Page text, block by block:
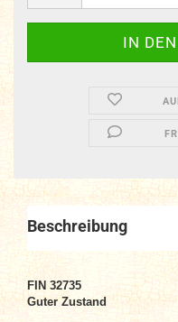
Beschreibung
FIN 32735
Guter Zustand